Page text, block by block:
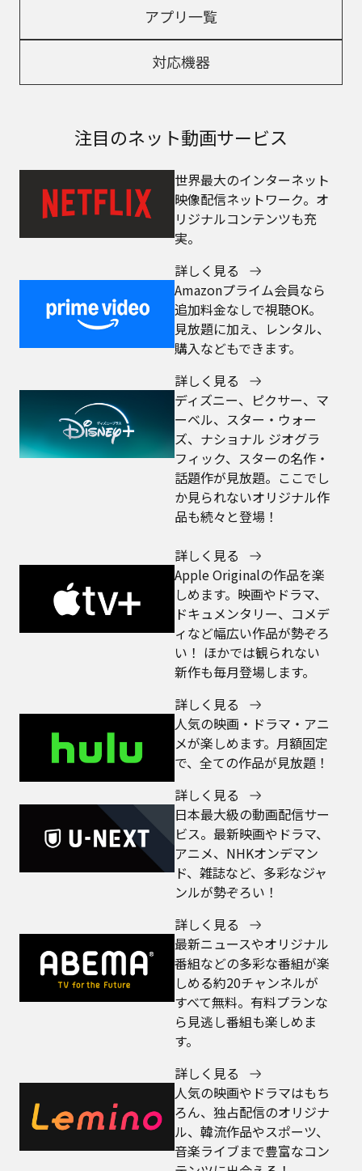
アプリ一覧
対応機器
注目のネット動画サービス
世界最大のインターネット
映像配信ネットワーク。オ
リジナルコンテンツも充
実。
詳しく見る
Amazonプライム会員なら
追加料金なしで視聴OK。
見放題に加え、レンタル、
購入などもできます。
詳しく見る
ディズニー、ピクサー、マ
ーベル、スター・ウォー
ズ、ナショナル ジオグラ
フィック、スターの名作・
話題作が見放題。ここでし
か見られないオリジナル作
品も続々と登場！
詳しく見る
Apple Originalの作品を楽
しめます。映画やドラマ、
ドキュメンタリー、コメデ
ィなど幅広い作品が勢ぞろ
い！ ほかでは観られない
新作も毎月登場します。
詳しく見る
人気の映画・ドラマ・アニ
メが楽しめます。月額固定
で、全ての作品が見放題！
詳しく見る
日本最大級の動画配信サー
ビス。最新映画やドラマ、
アニメ、NHKオンデマン
ド、雑誌など、多彩なジャ
ンルが勢ぞろい！
詳しく見る
最新ニュースやオリジナル
番組などの多彩な番組が楽
しめる約20チャンネルが
すべて無料。有料プランな
ら見逃し番組も楽しめま
す。
詳しく見る
人気の映画やドラマはもち
ろん、独占配信のオリジナ
ル、韓流作品やスポーツ、
音楽ライブまで豊富なコン